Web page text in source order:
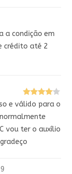
a condição em
crédito até 2
Avaliação
4de 5
e válido para o
normalmente
vou ter o auxílio